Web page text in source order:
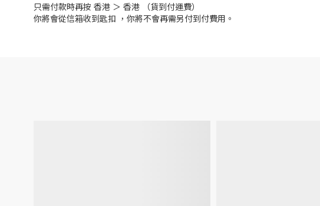
只需付款時再按 香港 ＞ 香港 （貨到付運費）
你將會從信箱收到匙扣 ，你將不會再需另付到付費用。